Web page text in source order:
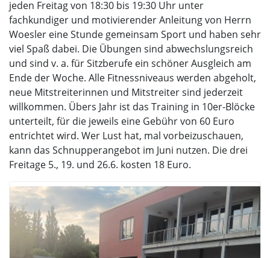
jeden Freitag von 18:30 bis 19:30 Uhr unter
fachkundiger und motivierender Anleitung von Herrn
Woesler eine Stunde gemeinsam Sport und haben sehr
viel Spaß dabei. Die Übungen sind abwechslungsreich
und sind v. a. für Sitzberufe ein schöner Ausgleich am
Ende der Woche. Alle Fitnessniveaus werden abgeholt,
neue Mitstreiterinnen und Mitstreiter sind jederzeit
willkommen. Übers Jahr ist das Training in 10er-Blöcke
unterteilt, für die jeweils eine Gebühr von 60 Euro
entrichtet wird. Wer Lust hat, mal vorbeizuschauen,
kann das Schnupperangebot im Juni nutzen. Die drei
Freitage 5., 19. und 26.6. kosten 18 Euro.